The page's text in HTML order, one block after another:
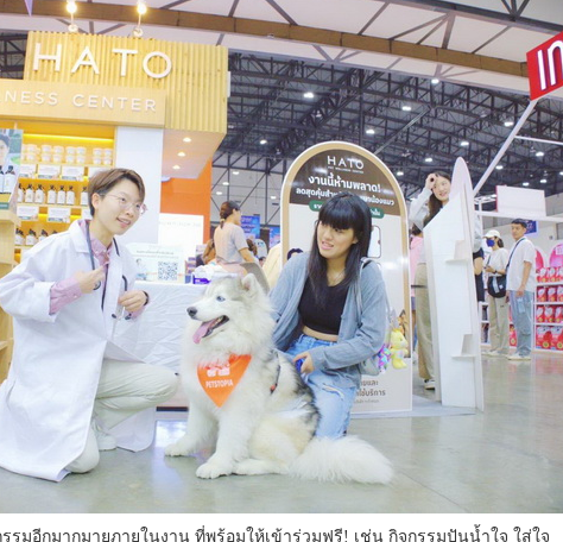
รมอีกมากมายภายในงาน ที่พร้อมให้เข้าร่วมฟรี! เช่น กิจกรรมปันน้ำใจ ใส่ใจ